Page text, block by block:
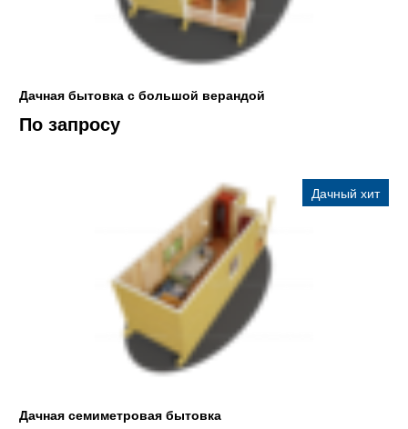
Дачная бытовка с большой верандой
По запросу
Дачный хит
Дачная семиметровая бытовка